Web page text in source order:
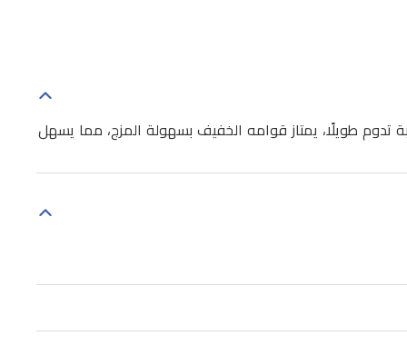
تدوم طويلًا، يمتاز قوامه الخفيف بسهولة المزج، مما يسهل